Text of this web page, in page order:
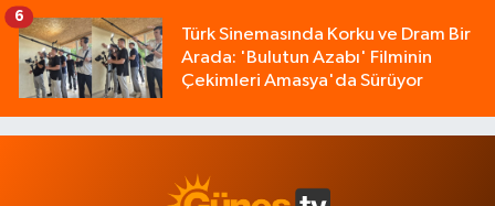
Türk Sinemasında Korku ve Dram Bir
Arada: 'Bulutun Azabı' Filminin
Çekimleri Amasya'da Sürüyor
6